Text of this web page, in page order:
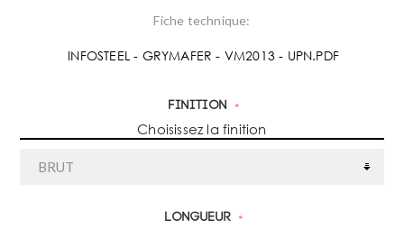
Fiche technique:
INFOSTEEL - GRYMAFER - VM2013 - UPN.PDF
Finition *
Choisissez la finition
Longueur *